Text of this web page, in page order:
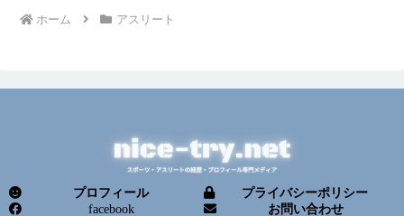
ホーム アスリート
プロフィール
プライバシーポリシー
facebook
お問い合わせ